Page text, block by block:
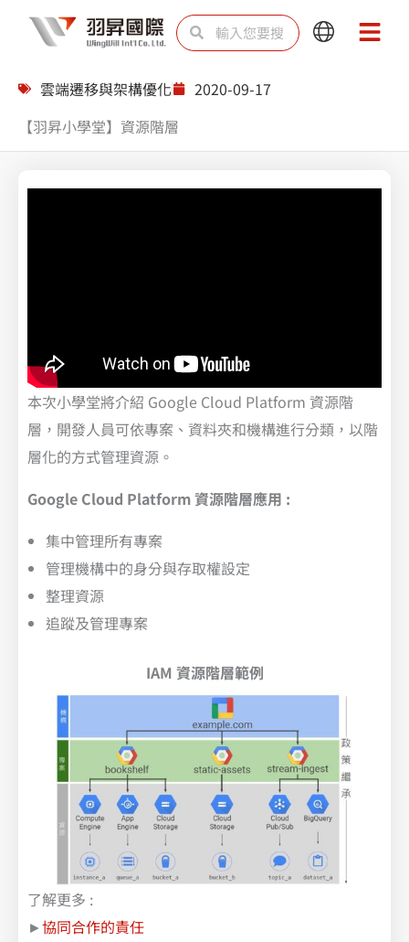
搜
尋 尋
Main
Main
雲端遷移與架構優化
2020-09-17
【羽昇小學堂】資源階層
本次小學堂將介紹 Google Cloud Platform 資源階
層，開發人員可依專案、資料夾和機構進行分類，以階
層化的方式管理資源。
Google Cloud Platform 資源階層應用 :
集中管理所有專案
管理機構中的身分與存取權設定
整理資源
追蹤及管理專案
IAM 資源階層範例
了解更多 :
►協同合作的責任